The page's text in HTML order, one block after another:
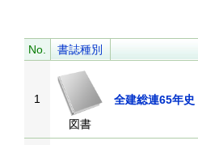
No. 書誌種別
1
図書
全建総連